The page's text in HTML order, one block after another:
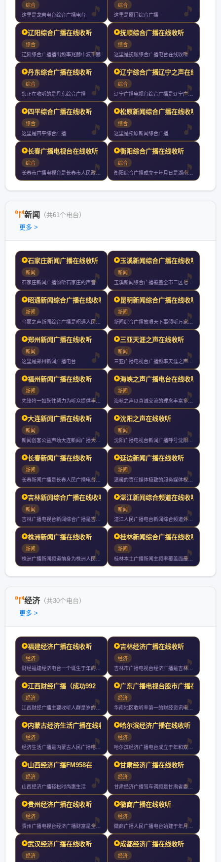
综合
这里是龙岩电台综合广播电台
综合
这里是厦门综合广播
辽阳综合广播在线收听
综合
辽阳综合广播播出频率兆赫中波千赫
抚顺综合广播在线收听
综合
这里是抚顺综合广播电台在线收听
丹东综合广播在线收听
综合
您正在收听的是丹东综合广播
辽宁综合广播辽宁之声在线
综合
辽宁广播电视台综合广播是辽宁广播电视台第一套广播节目覆盖全省
四平综合广播在线收听
综合
这里是四平综合广播
松原新闻综合广播在线收听
综合
这里是松原新闻综合广播
长春广播电视台在线收听
综合
长春市广播电视台是长春市人民政府直属正局级事业单位归口中共长
衡阳综合广播在线收听
综合
衡阳综合广播成立于年月日是湖南个市州中创办历史最悠久唯一没有
新闻
（共61个电台）
更多 >
石家庄新闻广播在线收听
新闻
石家庄新闻广播倾听石家庄的声音
玉溪新闻综合广播在线收听
新闻
玉溪新闻综合广播覆盖全市二区七县以上人口节目包括新闻类社教类
昭通新闻综合广播在线收听
新闻
乌蒙之声新闻综合广播是昭通人民广播电台的主频率整套节目以新闻
昆明新闻综合广播在线收听
新闻
新闻综合广播放眼天下事倾听万家声昆明广播电视台主频率新闻综合
郑州新闻广播在线收听
新闻
这里是郑州新闻广播电台
三亚天涯之声在线收听
新闻
三亚广播电视台广播频率天涯之声在三亚播出的频率为全天小时播音
福州新闻广播在线收听
新闻
先锋将一如既往努力为听众提供丰富多彩的广播节目热情为广告客户
海峡之声广播电台在线收听
新闻
海峡之声以真诚交流的理念丰富多彩的内容活泼多样的形式收到两岸
大连新闻广播在线收听
新闻
新闻创客公益声场大连新闻广播大连主频率声音梦工场同步我们的城
沈阳之声在线收听
新闻
沈阳广播电视台新闻广播呼号沈阳之声是沈阳地区核心新闻广播频率
长春新闻广播在线收听
新闻
长春新闻广播是长春人民广播电台下属的新闻广播频率采用调频兆赫
延边新闻广播在线收听
新闻
温暖的责任媒体极致的服务媒体权威的专业媒体接地气的陪伴媒体新
吉林新闻综合广播在线收听
新闻
吉林广播电视台新闻综合广播是吉林广播电视台旗下以新闻资讯为主
湛江新闻综合频道在线收听
新闻
湛江人民广播电台新闻综合频道外文名是湛江人民广播电台旗下的频
株洲新闻广播在线收听
新闻
株洲广播新闻频道前身为株洲人民广播电台覆盖株洲长沙湘潭等地全
桂林新闻综合广播在线收听
新闻
桂林本土广播新闻主频率覆盖面最广影响力最大的调频广播桂林新闻
经济（共30个电台）
更多 >
福建经济广播在线收听
经济
财经福建经济电台一个诞生于年的广播品牌拥有超过年的品牌积累他
吉林经济广播在线收听
经济
吉林市广播电视台经济广播是吉林市广播电视台旗下广播频率成立于
江西财经广播（成功992
经济
江西财经广播主要收听人群是岁的工商企业界人士有车一族他们是拥
广东广播电视台股市广播在
经济
华南地区收听率第一的财经资讯电台实时直击股票期货外汇黄金交易
内蒙古经济生活广播在线收
经济
经济生活广播是内蒙古人民广播电台系列频率之一播出频率为兆赫是
哈尔滨经济广播在线收听
经济
哈尔滨经济广播电台成立于年和双频发射有效覆盖人口达万以上以关
山西经济广播FM958在
经济
山西经济广播轻松时尚惠生活
甘肃经济广播在线收听
经济
甘肃经济广播驾车调频是甘肃省委省政府为实施党中央国务院西部大
贵州经济广播在线收听
经济
贵州广播电视台经济广播财富是全省第一家以主持人大板块直播为播
徽商广播在线收听
经济
徽商广播人民广播电台始建于年月日现拥有新闻综合广播文艺广播交
武汉经济广播在线收听
经济
成都经济广播在线收听
经济